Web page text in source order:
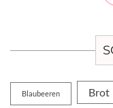
Blaubeeren Brot